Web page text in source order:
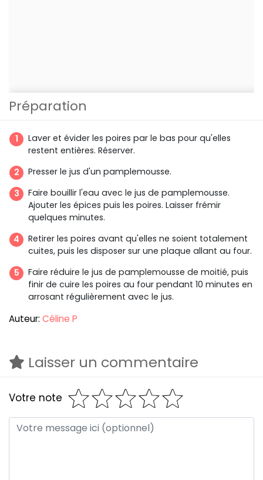
Préparation
Laver et évider les poires par le bas pour qu'elles
restent entières. Réserver.
Presser le jus d'un pamplemousse.
Faire bouillir l'eau avec le jus de pamplemousse.
Ajouter les épices puis les poires. Laisser frémir
quelques minutes.
Retirer les poires avant qu'elles ne soient totalement
cuites, puis les disposer sur une plaque allant au four.
Faire réduire le jus de pamplemousse de moitié, puis
finir de cuire les poires au four pendant 10 minutes en
arrosant régulièrement avec le jus.
Auteur: Céline P
Laisser un commentaire
Votre note